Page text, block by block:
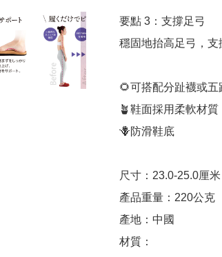
要點 3：支撐足弓
穩固地抬高足弓，支
🌻可搭配分趾襪或五
🪴鞋面採用柔軟材
🪻防滑鞋底
尺寸：23.0-25.0厘米
產品重量：220公克
產地：中國
材質：